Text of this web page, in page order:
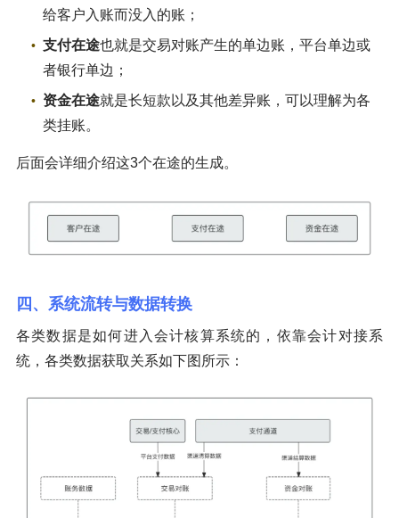
给客户入账而没入的账；
支付在途也就是交易对账产生的单边账，平台单边或
者银行单边；
资金在途就是长短款以及其他差异账，可以理解为各
类挂账。
后面会详细介绍这3个在途的生成。
四、系统流转与数据转换
各类数据是如何进入会计核算系统的，依靠会计对接系
统，各类数据获取关系如下图所示：